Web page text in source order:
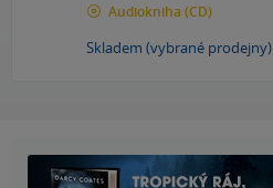
Audiokniha (CD)
Skladem (vybrané prodejny)